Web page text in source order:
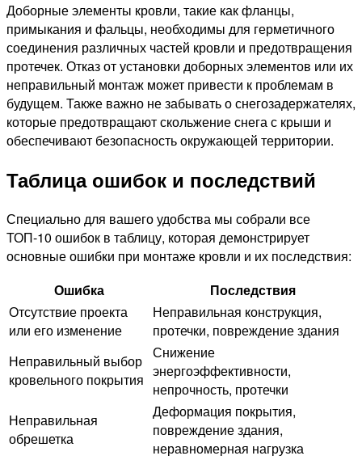
Доборные элементы кровли, такие как фланцы,
примыкания и фальцы, необходимы для герметичного
соединения различных частей кровли и предотвращения
протечек. Отказ от установки доборных элементов или их
неправильный монтаж может привести к проблемам в
будущем. Также важно не забывать о снегозадержателях,
которые предотвращают скольжение снега с крыши и
обеспечивают безопасность окружающей территории.
Таблица ошибок и последствий
Специально для вашего удобства мы собрали все
ТОП-10 ошибок в таблицу, которая демонстрирует
основные ошибки при монтаже кровли и их последствия:
Ошибка
Последствия
Отсутствие проекта
или его изменение
Неправильная конструкция,
протечки, повреждение здания
Неправильный выбор
кровельного покрытия
Снижение
энергоэффективности,
непрочность, протечки
Неправильная
обрешетка
Деформация покрытия,
повреждение здания,
неравномерная нагрузка